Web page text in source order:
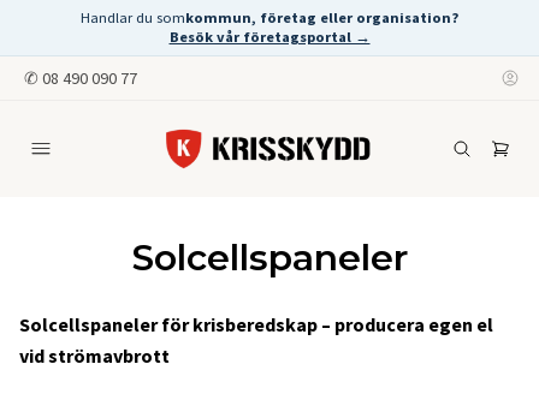
Handlar du somkommun, företag eller organisation?
Besök vår företagsportal →
✆ 08 490 090 77
Solcellspaneler
Solcellspaneler för krisberedskap – producera egen el
vid strömavbrott